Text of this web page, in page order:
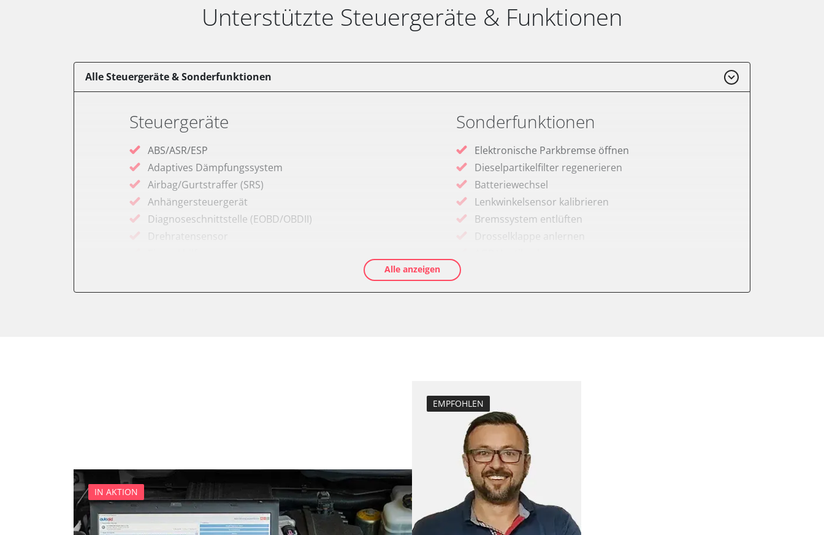
Unterstützte Steuergeräte & Funktionen
Alle Steuergeräte & Sonderfunktionen
Steuergeräte
ABS/ASR/ESP
Adaptives Dämpfungssystem
Airbag/Gurtstraffer (SRS)
Anhängersteuergerät
Diagnoseschnittstelle (EOBD/OBDII)
Drehratensensor
Kombiinstrument
Kraftstoffpumpe
Lenkradwinkel-Sensor
Lenksäuleneinheit
Sonderfunktionen
Elektronische Parkbremse öffnen
Dieselpartikelfilter regenerieren
Batteriewechsel
Lenkwinkelsensor kalibrieren
Bremssystem entlüften
Drosselklappe anlernen
Dieselpartikelfilter wechseln
Differenzdruck Sensor anlernen
Elektronische Parkbremse schließen
ESP test
Funktionstest der Parkbremse
Grundeinstellung
Injektor Adaptionswerte zurücksetzen
Injektoren einstellen
Alle anzeigen
IN AKTION
EMPFOHLEN